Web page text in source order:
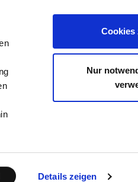
Details zeigen
Cookies
Nur